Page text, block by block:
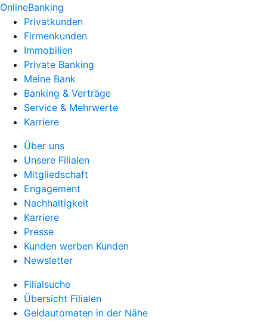
OnlineBanking
Privatkunden
Firmenkunden
Immobilien
Private Banking
Meine Bank
Banking & Verträge
Service & Mehrwerte
Karriere
Über uns
Unsere Filialen
Mitgliedschaft
Engagement
Nachhaltigkeit
Karriere
Presse
Kunden werben Kunden
Newsletter
Filialsuche
Übersicht Filialen
Geldautomaten in der Nähe